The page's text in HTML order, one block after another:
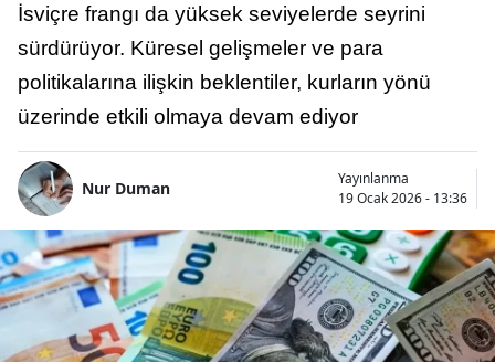
İsviçre frangı da yüksek seviyelerde seyrini
sürdürüyor. Küresel gelişmeler ve para
politikalarına ilişkin beklentiler, kurların yönü
üzerinde etkili olmaya devam ediyor
Nur Duman
Yayınlanma
19 Ocak 2026 - 13:36